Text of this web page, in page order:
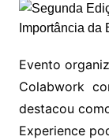
Evento
Colabwork
destacou
Experience